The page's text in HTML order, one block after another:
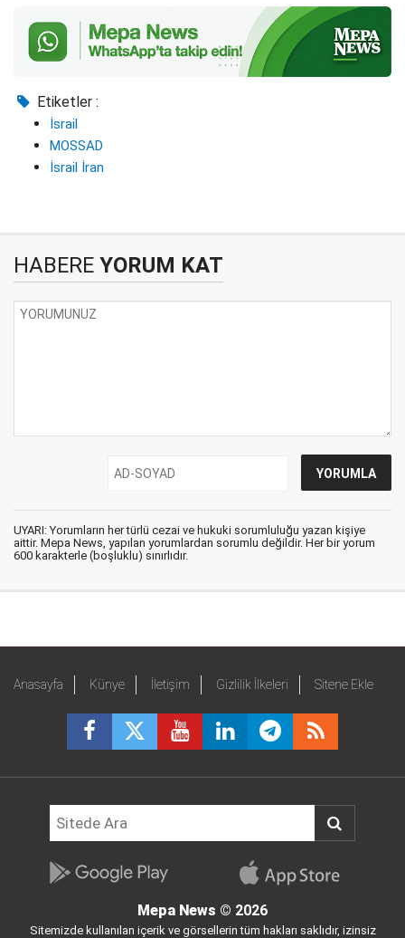
Etiketler :
İsrail
MOSSAD
İsrail İran
HABERE YORUM KAT
UYARI: Yorumların her türlü cezai ve hukuki sorumluluğu yazan kişiye
aittir. Mepa News, yapılan yorumlardan sorumlu değildir. Her bir yorum
600 karakterle (boşluklu) sınırlıdır.
Anasayfa Künye İletişim Gizlilik İlkeleri Sitene Ekle
Mepa News © 2026
Sitemizde kullanılan içerik ve görsellerin tüm hakları saklıdır, izinsiz